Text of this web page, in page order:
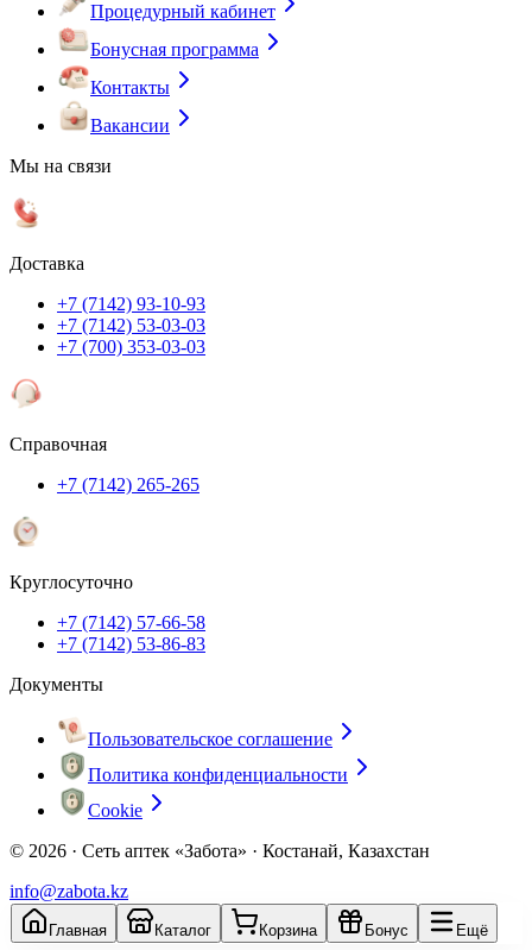
Процедурный кабинет
Бонусная программа
Контакты
Вакансии
Мы на связи
Доставка
+7 (7142) 93-10-93
+7 (7142) 53-03-03
+7 (700) 353-03-03
Справочная
+7 (7142) 265-265
Круглосуточно
+7 (7142) 57-66-58
+7 (7142) 53-86-83
Документы
Пользовательское соглашение
Политика конфиденциальности
Cookie
© 2026 · Сеть аптек «Забота» · Костанай, Казахстан
info@zabota.kz
Главная Каталог Корзина Бонус Ещё